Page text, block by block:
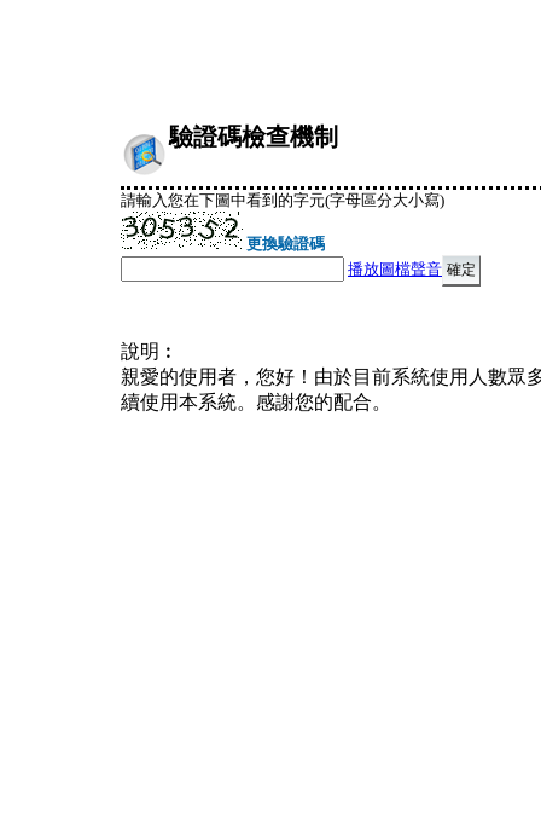
驗證碼檢查機制
請輸入您在下圖中看到的字元(字母區分大小寫)
更換驗證碼
播放圖檔聲音
說明︰
親愛的使用者，您好！由於目前系統使用人數眾
續使用本系統。感謝您的配合。